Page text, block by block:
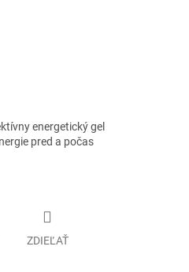
energetický gel
pred a počas
ZDIEĽAŤ